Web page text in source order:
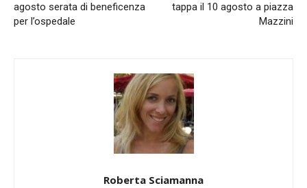
agosto serata di beneficenza
per l’ospedale
tappa il 10 agosto a piazza
Mazzini
Roberta Sciamanna